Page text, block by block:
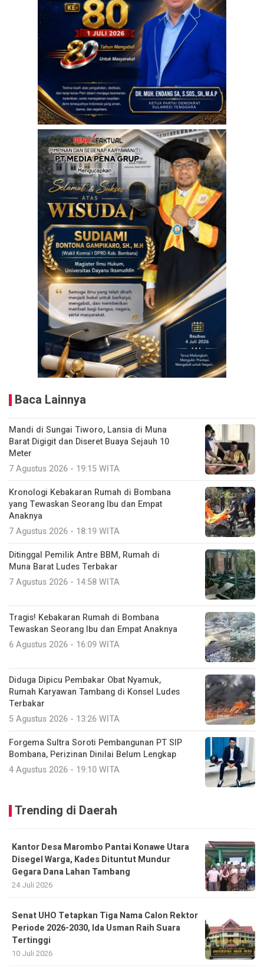
Baca Lainnya
Mandi di Sungai Tiworo, Lansia di Muna
Barat Digigit dan Diseret Buaya Sejauh 10
Meter
7 Agustus 2026 - 19:15 WITA
Kronologi Kebakaran Rumah di Bombana
yang Tewaskan Seorang Ibu dan Empat
Anaknya
7 Agustus 2026 - 18:19 WITA
Ditinggal Pemilik Antre BBM, Rumah di
Muna Barat Ludes Terbakar
7 Agustus 2026 - 14:58 WITA
Tragis! Kebakaran Rumah di Bombana
Tewaskan Seorang Ibu dan Empat Anaknya
6 Agustus 2026 - 16:09 WITA
Diduga Dipicu Pembakar Obat Nyamuk,
Rumah Karyawan Tambang di Konsel Ludes
Terbakar
5 Agustus 2026 - 13:26 WITA
Forgema Sultra Soroti Pembangunan PT SIP
Bombana, Perizinan Dinilai Belum Lengkap
4 Agustus 2026 - 19:10 WITA
Trending di Daerah
Kantor Desa Marombo Pantai Konawe Utara
Disegel Warga, Kades Dituntut Mundur
Gegara Dana Lahan Tambang
24 Juli 2026
Senat UHO Tetapkan Tiga Nama Calon Rektor
Periode 2026-2030, Ida Usman Raih Suara
Tertinggi
10 Juli 2026